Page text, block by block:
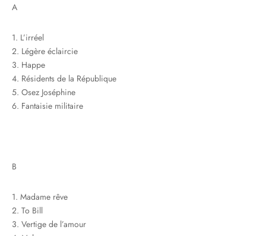
A
1. L’irréel
2. Légère éclaircie
3. Happe
4. Résidents de la République
5. Osez Joséphine
6. Fantaisie militaire
B
1. Madame rêve
2. To Bill
3. Vertige de l’amour